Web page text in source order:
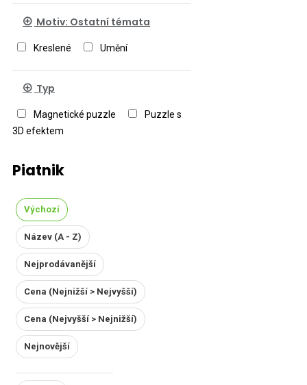
Motiv: Ostatní témata
Kreslené Umění
Typ
Magnetické puzzle
Puzzle s
3D efektem
Piatnik
Výchozí
Název (A - Z)
Nejprodávanější
Cena (Nejnižší > Nejvyšší)
Cena (Nejvyšší > Nejnižší)
Nejnovější